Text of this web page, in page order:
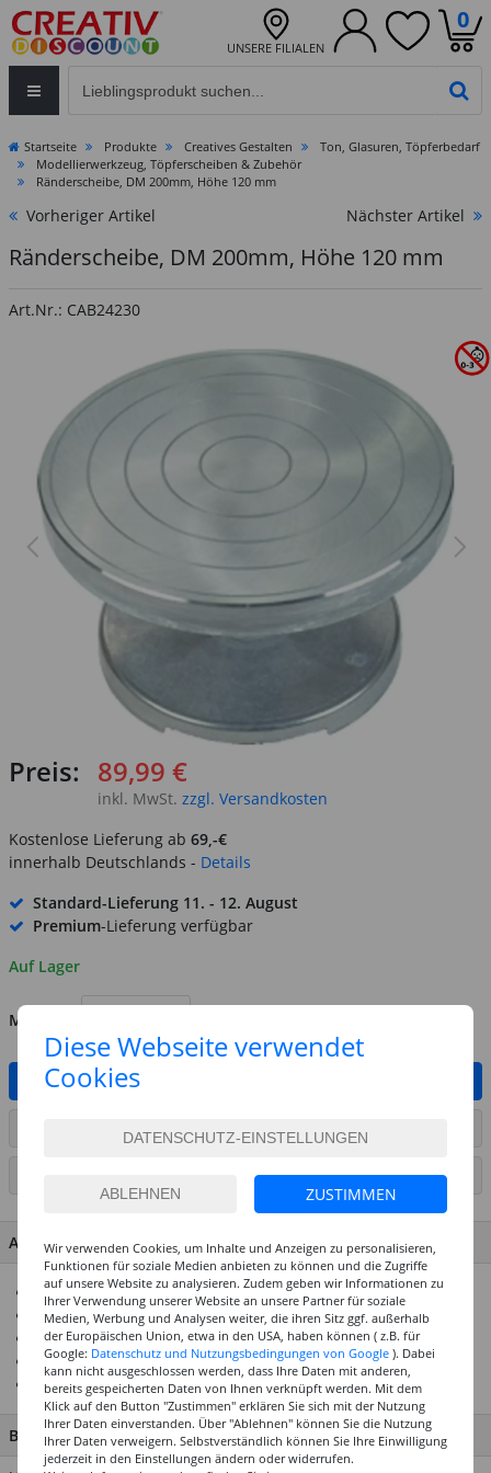
UNSERE FILIALEN
0
Startseite Produkte Creatives Gestalten
Ton, Glasuren, Töpferbedarf
Modellierwerkzeug, Töpferscheiben & Zubehör
Ränderscheibe, DM 200mm, Höhe 120 mm
Vorheriger Artikel Nächster Artikel
Ränderscheibe, DM 200mm, Höhe 120 mm
Art.Nr.: CAB24230
Preis: 89,99 €
inkl. MwSt. zzgl. Versandkosten
Kostenlose Lieferung ab 69,-€
innerhalb Deutschlands - Details
Standard-Lieferung 11. - 12. August
Premium-Lieferung verfügbar
Auf Lager
MENGE
SEITE DRUCKEN
ARTIKEL MERKMALE & DETAILS
Präzises Formen von Ton
Robuste Konstruktion für Stabilität
Vielseitig einsetzbar für verschiedene Töpfereiprojekte
Einfache Handhabung und Bedienung
Optimaler Durchmesser für mittelgroße bis große Projekte
BESCHREIBUNG
Diese Webseite verwendet
Cookies
ZUSTIMMEN
Wir verwenden Cookies, um Inhalte und Anzeigen zu personalisieren,
Funktionen für soziale Medien anbieten zu können und die Zugriffe
auf unsere Website zu analysieren. Zudem geben wir Informationen zu
Ihrer Verwendung unserer Website an unsere Partner für soziale
Medien, Werbung und Analysen weiter, die ihren Sitz ggf. außerhalb
der Europäischen Union, etwa in den USA, haben können ( z.B. für
Google: Datenschutz und Nutzungsbedingungen von Google ). Dabei
kann nicht ausgeschlossen werden, dass Ihre Daten mit anderen,
bereits gespeicherten Daten von Ihnen verknüpft werden. Mit dem
Klick auf den Button "Zustimmen" erklären Sie sich mit der Nutzung
Ihrer Daten einverstanden. Über "Ablehnen" können Sie die Nutzung
Ihrer Daten verweigern. Selbstverständlich können Sie Ihre Einwilligung
jederzeit in den Einstellungen ändern oder widerrufen.